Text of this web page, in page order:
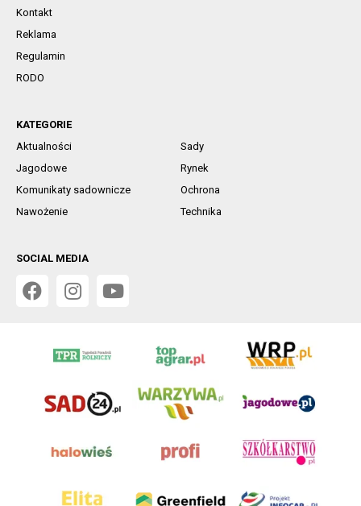
Kontakt
Reklama
Regulamin
RODO
KATEGORIE
Aktualności
Sady
Jagodowe
Rynek
Komunikaty sadownicze
Ochrona
Nawożenie
Technika
SOCIAL MEDIA